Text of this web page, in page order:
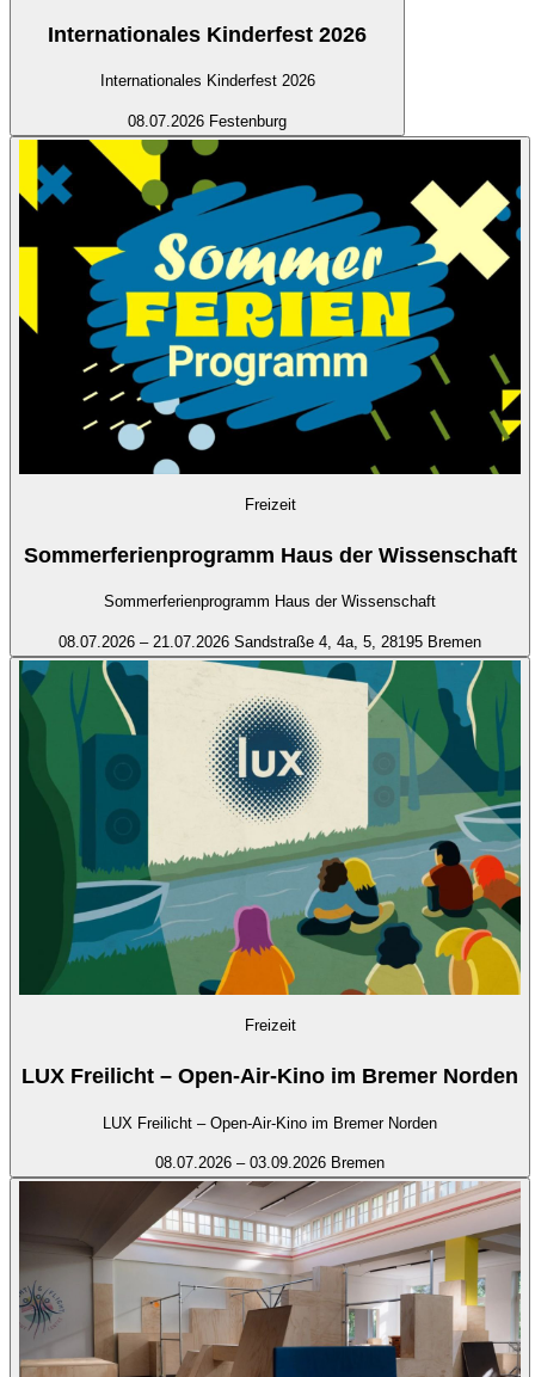
Internationales Kinderfest 2026
Internationales Kinderfest 2026
08.07.2026 Festenburg
Freizeit
Sommerferienprogramm Haus der Wissenschaft
Sommerferienprogramm Haus der Wissenschaft
08.07.2026 – 21.07.2026 Sandstraße 4, 4a, 5, 28195 Bremen
Freizeit
LUX Freilicht – Open-Air-Kino im Bremer Norden
LUX Freilicht – Open-Air-Kino im Bremer Norden
08.07.2026 – 03.09.2026 Bremen